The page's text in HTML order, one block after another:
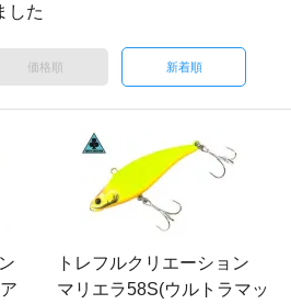
した
価格順 新着順
トレフルクリエーション
マリエラ58S(ウルトラマッ